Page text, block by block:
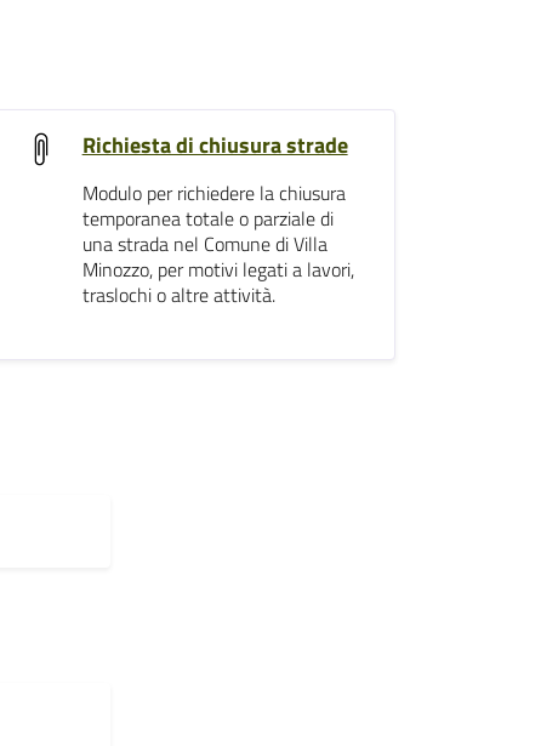
Richiesta di chiusura strade
Modulo per richiedere la chiusura
temporanea totale o parziale di
una strada nel Comune di Villa
Minozzo, per motivi legati a lavori,
traslochi o altre attività.